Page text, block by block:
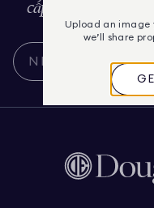
cấp, lối sống và
Upload an image
we’ll share